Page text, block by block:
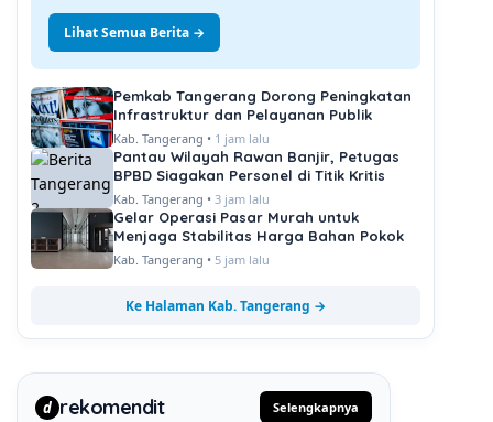
Lihat Semua Berita →
Pemkab Tangerang Dorong Peningkatan
Infrastruktur dan Pelayanan Publik
Kab. Tangerang • 1 jam lalu
Pantau Wilayah Rawan Banjir, Petugas
BPBD Siagakan Personel di Titik Kritis
Kab. Tangerang • 3 jam lalu
Gelar Operasi Pasar Murah untuk
Menjaga Stabilitas Harga Bahan Pokok
Kab. Tangerang • 5 jam lalu
Ke Halaman Kab. Tangerang →
d rekomendit Selengkapnya